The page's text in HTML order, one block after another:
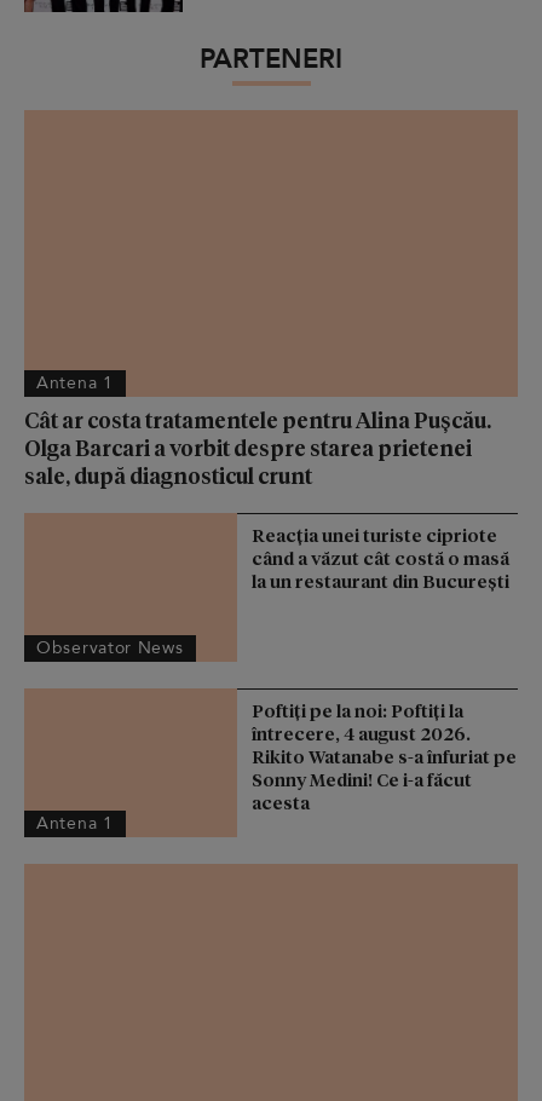
PARTENERI
Antena 1
Cât ar costa tratamentele pentru Alina Pușcău.
Olga Barcari a vorbit despre starea prietenei
sale, după diagnosticul crunt
Observator News
Reacţia unei turiste cipriote
când a văzut cât costă o masă
la un restaurant din Bucureşti
Antena 1
Poftiți pe la noi: Poftiți la
întrecere, 4 august 2026.
Rikito Watanabe s-a înfuriat pe
Sonny Medini! Ce i-a făcut
acesta